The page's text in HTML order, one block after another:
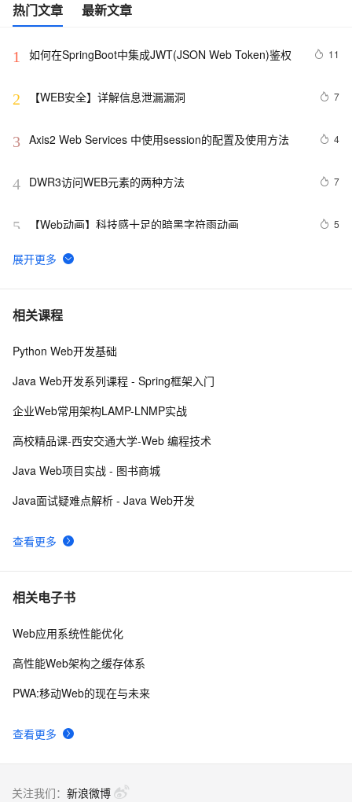
热门文章 最新文章
1 如何在SpringBoot中集成JWT(JSON Web Token)鉴权 11
2 【WEB安全】详解信息泄漏漏洞 7
3 Axis2 Web Services 中使用session的配置及使用方法 4
4 DWR3访问WEB元素的两种方法 7
5 5
6
Web性能优化工具WebPageTest（三）——本地部署
7 高性能web建站规则（CDN）
8 Python：使用PyJWT实现JSON Web Tokens加密解密
10RDIFramework.NET开发实例━表约束条件权限的使用-
相关课程
查看更多
Python Web开发基础
Java Web开发系列课程 - Spring框架入门
企业Web常用架构LAMP-LNMP实战
高校精品课-西安交通大学-Web 编程技术
Java Web项目实战 - 图书商城
Java面试疑难点解析 - Java Web开发
相关电子书
查看更多
Web应用系统性能优化
高性能Web架构之缓存体系
PWA:移动Web的现在与未来
关注我们： 新浪微博